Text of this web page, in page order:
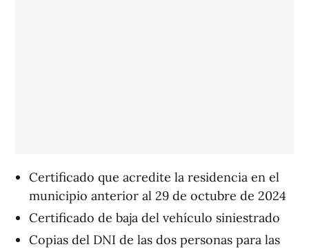
Certificado que acredite la residencia en el
municipio anterior al 29 de octubre de 2024
Certificado de baja del vehículo siniestrado
Copias del DNI de las dos personas para las